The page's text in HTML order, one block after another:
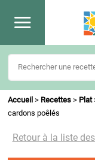
Accueil > Recettes> Plat
cardons poêlés
Retour à la liste